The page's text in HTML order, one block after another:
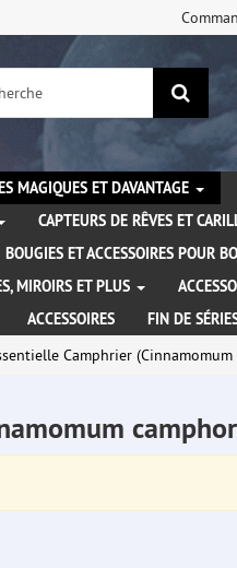
MAGIQUES ET DAVANTAGE
CAPTEURS DE RÊVES ET
BOUGIES ET ACCESSOIRES POUR
MIROIRS ET PLUS
ACCESSOIRES
FIN DE
Camphrier (Cinnamomum